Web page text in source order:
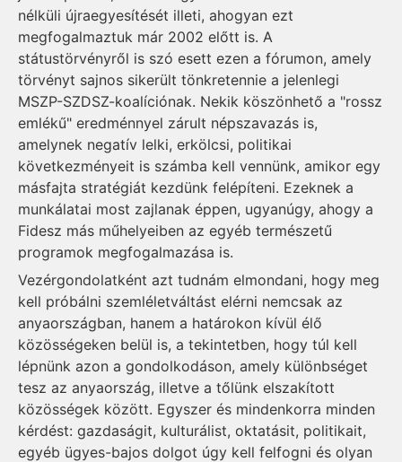
nélküli újraegyesítését illeti, ahogyan ezt
megfogalmaztuk már 2002 előtt is. A
státustörvényről is szó esett ezen a fórumon, amely
törvényt sajnos sikerült tönkretennie a jelenlegi
MSZP-SZDSZ-koalíciónak. Nekik köszönhető a "rossz
emlékű" eredménnyel zárult népszavazás is,
amelynek negatív lelki, erkölcsi, politikai
következményeit is számba kell vennünk, amikor egy
másfajta stratégiát kezdünk felépíteni. Ezeknek a
munkálatai most zajlanak éppen, ugyanúgy, ahogy a
Fidesz más műhelyeiben az egyéb természetű
programok megfogalmazása is.
Vezérgondolatként azt tudnám elmondani, hogy meg
kell próbálni szemléletváltást elérni nemcsak az
anyaországban, hanem a határokon kívül élő
közösségeken belül is, a tekintetben, hogy túl kell
lépnünk azon a gondolkodáson, amely különbséget
tesz az anyaország, illetve a tőlünk elszakított
közösségek között. Egyszer és mindenkorra minden
kérdést: gazdaságit, kulturálist, oktatásit, politikait,
egyéb ügyes-bajos dolgot úgy kell felfogni és olyan